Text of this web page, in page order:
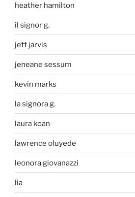
heather hamilton
il signor g.
jeff jarvis
jeneane sessum
kevin marks
la signora g.
laura koan
lawrence oluyede
leonora giovanazzi
lia